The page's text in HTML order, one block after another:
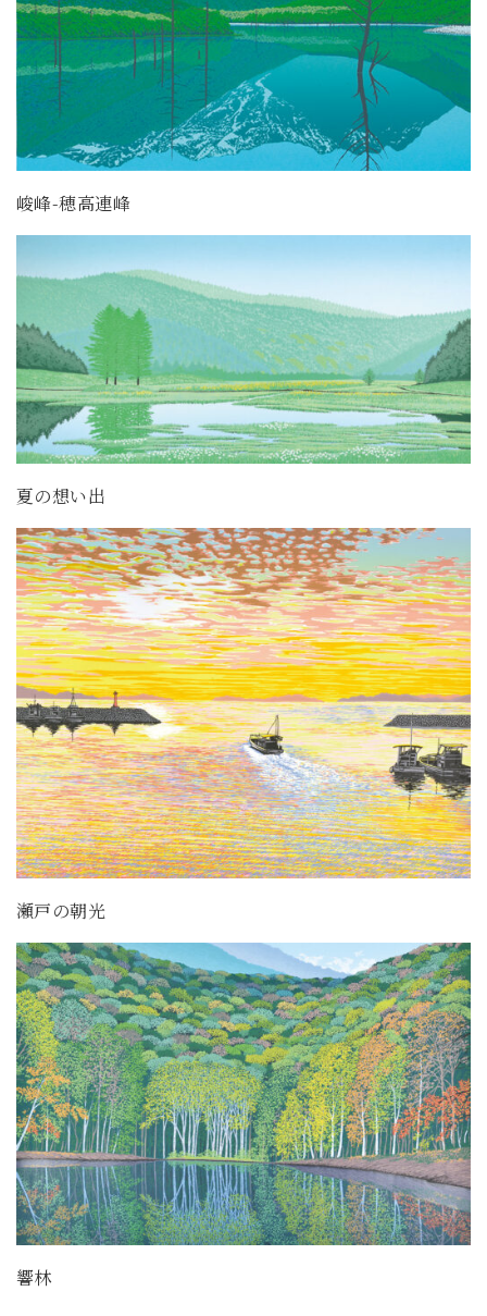
峻峰-穂高連峰
夏の想い出
瀬戸の朝光
響林